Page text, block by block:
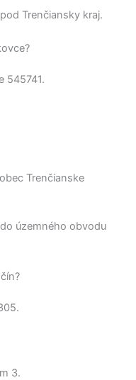
Trenčiansky kraj.
545741.
Trenčianske
územného obvodu
3.